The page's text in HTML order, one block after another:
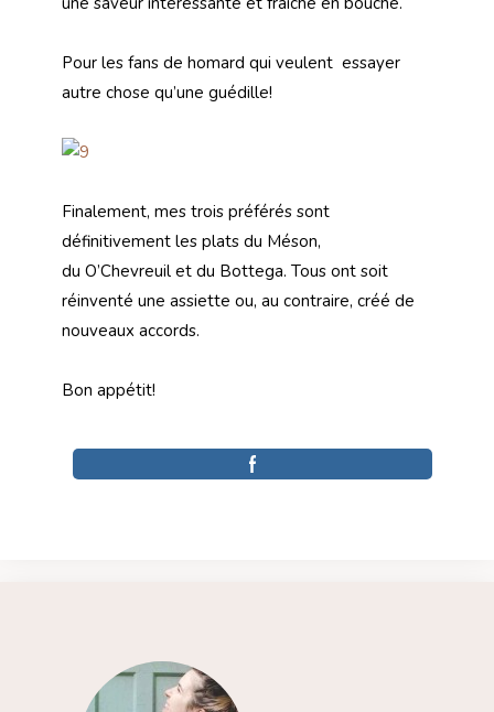
Pour les fans de homard qui veulent essayer
autre chose qu’une guédille!
Finalement, mes trois préférés sont
définitivement les plats du Méson,
du O’Chevreuil et du Bottega. Tous ont soit
réinventé une assiette ou, au contraire, créé de
nouveaux accords.
Bon appétit!